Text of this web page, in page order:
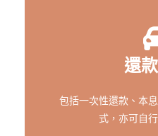
還
包括一次性還款、本
式，亦可自